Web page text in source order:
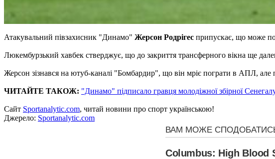
Атакувальний півзахисник "Динамо" Жерсон Родрігес припускає, що може
Люкембурзький хавбек стверджує, що до закриття трансферного вікна ще
Жерсон зізнався на ютуб-каналі "Бомбардир", що він мріє пограти в АПЛ, але
ЧИТАЙТЕ ТАКОЖ: "Динамо" підписало гравця молодіжної збірної
Сайт Sportanalytic.com, читай новини про спорт українською!
Джерело: Sportanalytic.com